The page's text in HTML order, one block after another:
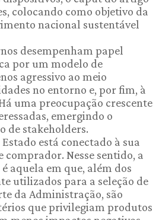
colocando como objetivo da
nacional sustentável
desempenham papel
por um modelo de
agressivo ao meio
no entorno e, por fim, à
uma preocupação crescente
emergindo o
de stakeholders.
está conectado à sua
comprador. Nesse sentido, a
aquela em que, além dos
utilizados para a seleção de
da Administração, são
que privilegiam produtos